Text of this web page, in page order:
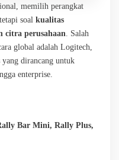
memilih perangkat
soal kualitas
perusahaan . Salah
global adalah Logitech,
yang dirancang untuk
enterprise.
Bar Mini, Rally Plus,